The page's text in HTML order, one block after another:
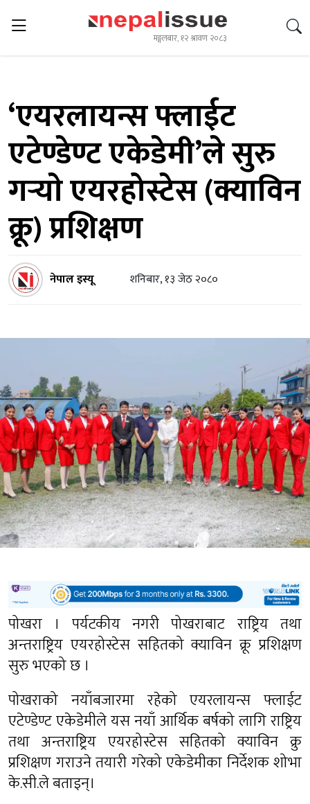
मङ्गलबार, १२ श्रावण २०८३
‘एयरलायन्स फ्लाईट
एटेण्डेण्ट एकेडेमी’ले सुरु
गर्‍याे एयरहोस्टेस (क्याविन
क्रू) प्रशिक्षण
नेपाल इस्यू शनिबार, १३ जेठ २०८०
पोखरा । पर्यटकीय नगरी पोखराबाट राष्ट्रिय तथा
अन्तराष्ट्रिय एयरहोस्टेस सहितको क्याविन क्रू प्रशिक्षण
सुरु भएको छ ।
पोखराको नयाँबजारमा रहेको एयरलायन्स फ्लाईट
एटेण्डेण्ट एकेडेमीले यस नयाँ आर्थिक बर्षको लागि राष्ट्रिय
तथा अन्तराष्ट्रिय एयरहोस्टेस सहितको क्याविन क्रु
प्रशिक्षण गराउने तयारी गरेको एकेडेमीका निर्देशक शोभा
के.सी.ले बताइन्।